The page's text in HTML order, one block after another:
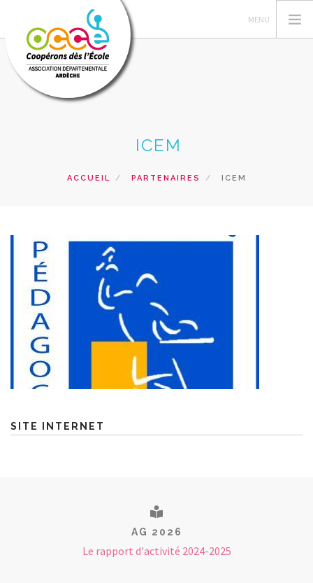
GERER SA COOPERATIVE
PRETS ET SERVICES
RECHERCHER
CONTACT
ICEM
ACCUEIL PARTENAIRES ICEM
SITE INTERNET
AG 2026
Le rapport d'activité 2024-2025